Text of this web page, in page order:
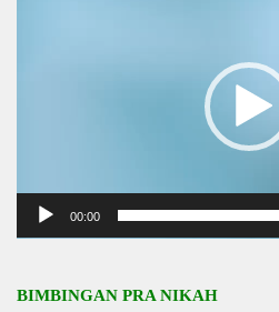
00:00
BIMBINGAN PRA NIKAH